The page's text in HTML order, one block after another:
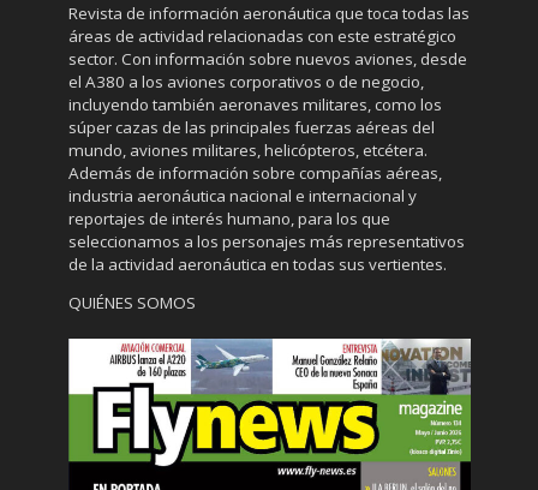
Revista de información aeronáutica que toca todas las
áreas de actividad relacionadas con este estratégico
sector. Con información sobre nuevos aviones, desde
el A380 a los aviones corporativos o de negocio,
incluyendo también aeronaves militares, como los
súper cazas de las principales fuerzas aéreas del
mundo, aviones militares, helicópteros, etcétera.
Además de información sobre compañías aéreas,
industria aeronáutica nacional e internacional y
reportajes de interés humano, para los que
seleccionamos a los personajes más representativos
de la actividad aeronáutica en todas sus vertientes.
QUIÉNES SOMOS